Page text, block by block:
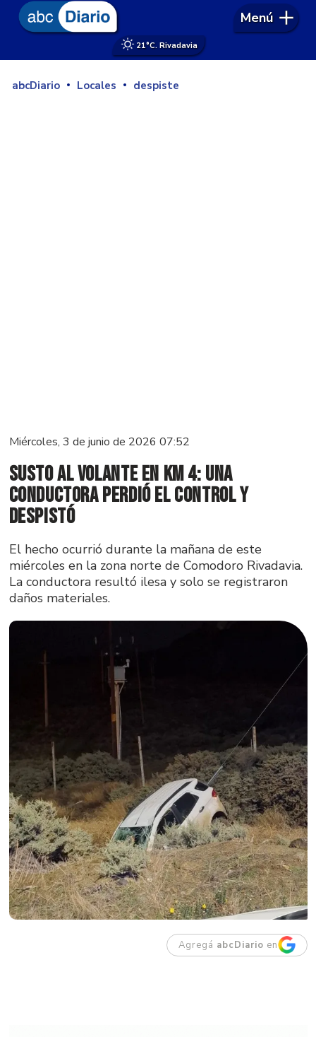
21°C. Rivadavia
Menú
abcDiario Locales despiste
Miércoles, 3 de junio de 2026 07:52
Susto al volante en Km 4: una
conductora perdió el control y
despistó
El hecho ocurrió durante la mañana de este
miércoles en la zona norte de Comodoro Rivadavia.
La conductora resultó ilesa y solo se registraron
daños materiales.
Agregá abcDiario en